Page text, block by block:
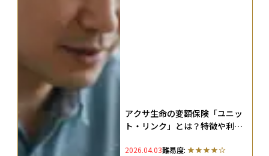
アクサ生命の変額保険「ユニッ
ト・リンク」とは？特徴や利回
2026.04.03難易度: